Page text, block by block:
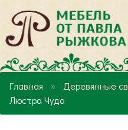
Главная
Деревянные
Люстра Чудо